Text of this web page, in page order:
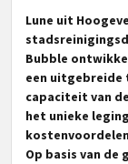
Lune uit
Bubble
een uitgebreide
capaciteit van
het unieke
Op basis van